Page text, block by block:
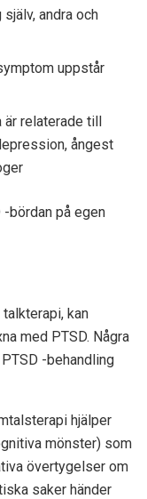
andra och
uppstår
är relaterade till
ångest
bördan på egen
kan
med PTSD. Några
-behandling
hjälper
mönster) som
övertygelser om
saker händer